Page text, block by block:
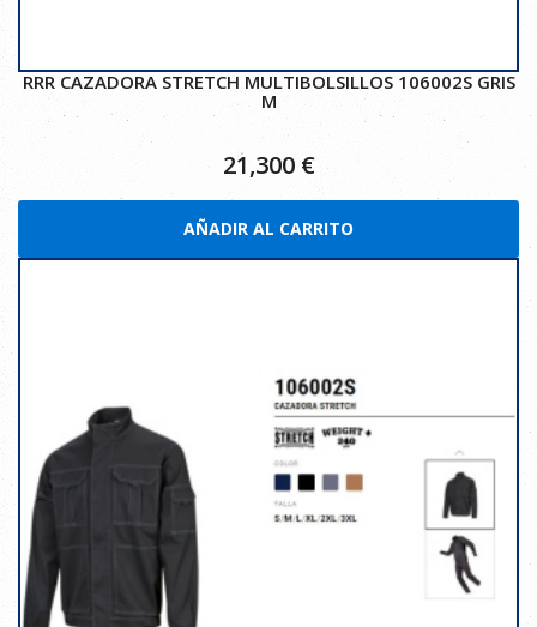
RRR CAZADORA STRETCH MULTIBOLSILLOS 106002S GRIS
M
21,300 €
AÑADIR AL CARRITO